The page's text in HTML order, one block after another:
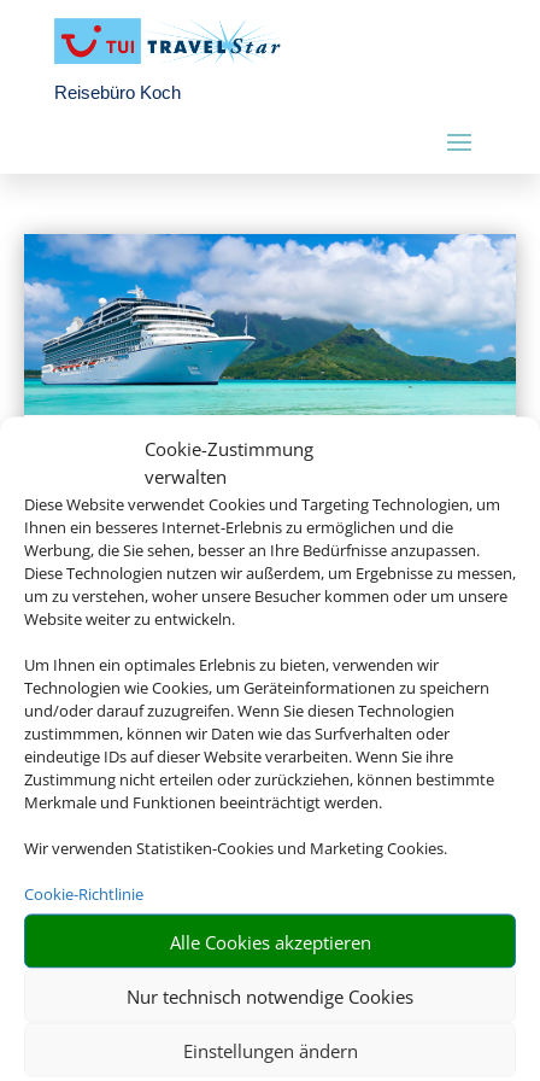
Cookie-Zustimmung
verwalten
Diese Website verwendet Cookies und Targeting Technologien, um
Ihnen ein besseres Internet-Erlebnis zu ermöglichen und die
Werbung, die Sie sehen, besser an Ihre Bedürfnisse anzupassen.
Diese Technologien nutzen wir außerdem, um Ergebnisse zu messen,
um zu verstehen, woher unsere Besucher kommen oder um unsere
Website weiter zu entwickeln.
Um Ihnen ein optimales Erlebnis zu bieten, verwenden wir
Technologien wie Cookies, um Geräteinformationen zu speichern
und/oder darauf zuzugreifen. Wenn Sie diesen Technologien
zustimmmen, können wir Daten wie das Surfverhalten oder
eindeutige IDs auf dieser Website verarbeiten. Wenn Sie ihre
Zustimmung nicht erteilen oder zurückziehen, können bestimmte
Merkmale und Funktionen beeinträchtigt werden.
Wir verwenden Statistiken-Cookies und Marketing Cookies.
Cookie-Richtlinie
Alle Cookies akzeptieren
Nur technisch notwendige Cookies
Einstellungen ändern
Reisebüro Koch
Hochseekreuzfahrten
Flusskreuzfahrten
Empfehlungen für Ihre Reise